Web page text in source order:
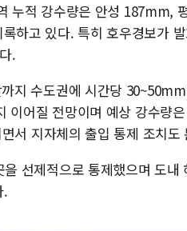
누적 강수량은 안성 187mm,
하고 있다. 특히 호우경보가
.
지 수도권에 시간당
이어질 전망이며 예상 강수량
서 지자체의 출입 통제 조치도
선제적으로 통제했으며 도내
.